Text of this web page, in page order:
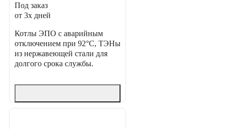
Под заказ
от 3х дней
Котлы ЭПО с аварийным
отключением при 92°C, ТЭНы
из нержавеющей стали для
долгого срока службы.